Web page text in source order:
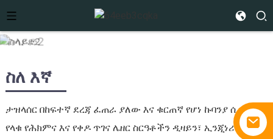
ስለ እኛ
ታዝላሰር በከፍተኛ ደረጃ ፈጠራ ያለው እና ቁርጠኛ የሆነ ኩባንያ ሲሆን
የላቁ የሕክምና እና የቀዶ ጥገና ሌዘር ስርዓቶችን ዲዛይን፣ ኢንጂነሪንግ እና